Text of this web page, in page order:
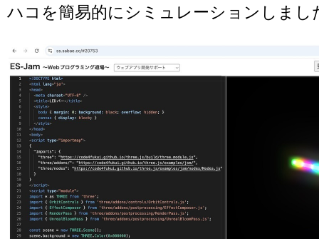
ハコを簡易的にシミュレーションしまし